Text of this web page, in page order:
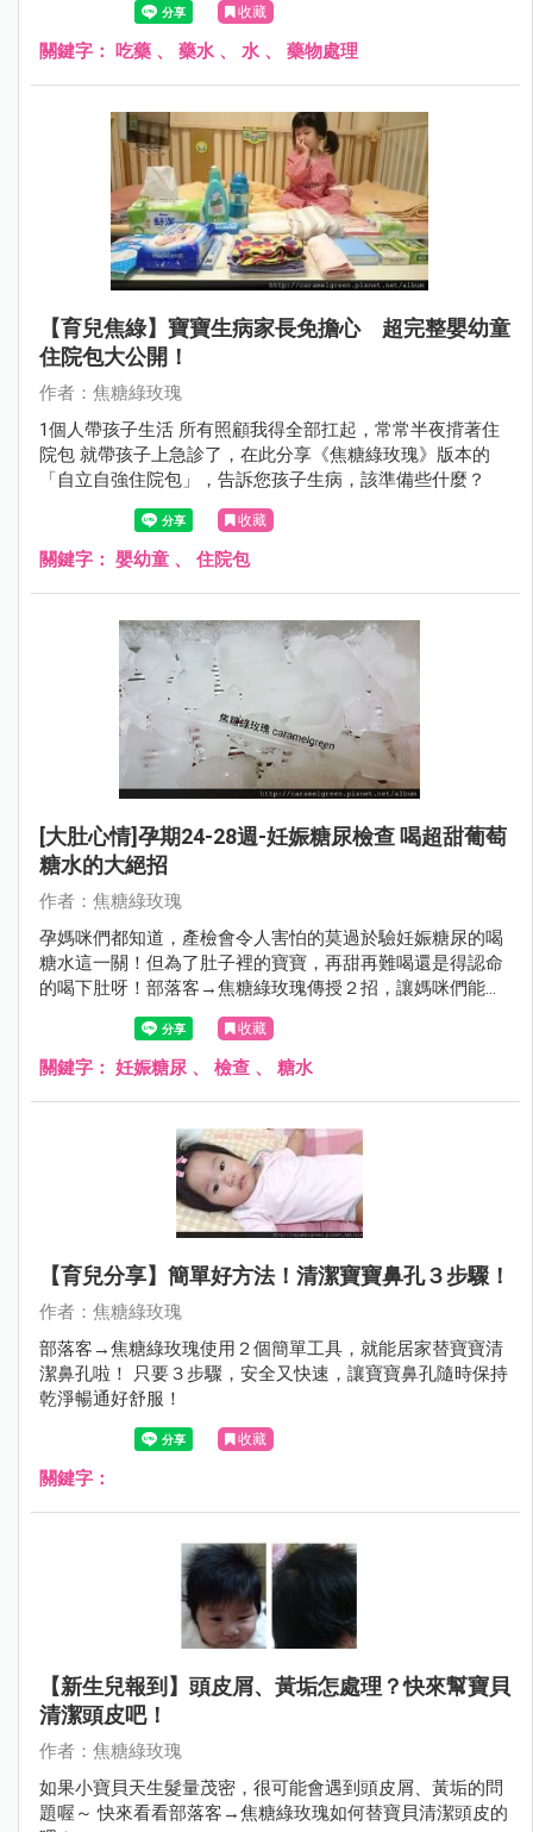
收藏
關鍵字： 吃藥 、 藥水 、 水 、 藥物處理
【育兒焦綠】寶寶生病家長免擔心 超完整嬰幼童
住院包大公開！
作者：焦糖綠玫瑰
1個人帶孩子生活 所有照顧我得全部扛起，常常半夜揹著住
院包 就帶孩子上急診了，在此分享《焦糖綠玫瑰》版本的
「自立自強住院包」，告訴您孩子生病，該準備些什麼？
收藏
關鍵字： 嬰幼童 、 住院包
[大肚心情]孕期24-28週-妊娠糖尿檢查 喝超甜葡萄
糖水的大絕招
作者：焦糖綠玫瑰
孕媽咪們都知道，產檢會令人害怕的莫過於驗妊娠糖尿的喝
糖水這一關！但為了肚子裡的寶寶，再甜再難喝還是得認命
的喝下肚呀！部落客→焦糖綠玫瑰傳授２招，讓媽咪們能夠
輕鬆面對糖水，不再害怕唷！
收藏
關鍵字： 妊娠糖尿 、 檢查 、 糖水
【育兒分享】簡單好方法！清潔寶寶鼻孔３步驟！
作者：焦糖綠玫瑰
部落客→焦糖綠玫瑰使用２個簡單工具，就能居家替寶寶清
潔鼻孔啦！ 只要３步驟，安全又快速，讓寶寶鼻孔隨時保持
乾淨暢通好舒服！
收藏
關鍵字：
【新生兒報到】頭皮屑、黃垢怎處理？快來幫寶貝
清潔頭皮吧！
作者：焦糖綠玫瑰
如果小寶貝天生髮量茂密，很可能會遇到頭皮屑、黃垢的問
題喔～ 快來看看部落客→焦糖綠玫瑰如何替寶貝清潔頭皮的